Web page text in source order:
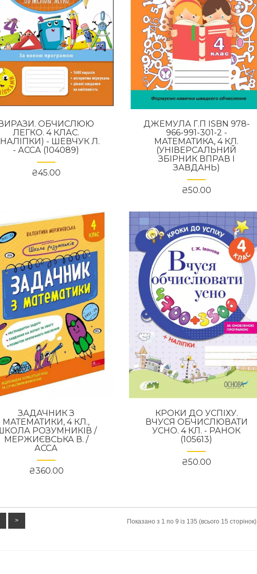
ОБЧИСЛЮЮ
ЛЕГКО. 4 КЛАС.
- ШЕВЧУК Л.
- АССА (104089)
₴45.00
ДЖЕМУЛА Г.П ISBN 978-
966-991-301-2 -
МАТЕМАТИКА, 4 КЛ.
(УНІВЕРСАЛЬНИЙ
ЗБІРНИК ВПРАВ І
ЗАВДАНЬ)
₴50.00
ЗАДАЧНИК З
МАТЕМАТИКИ, 4 КЛ.,
РОЗУМНИКІВ /
МЕРЖИЄВСЬКА В. /
АССА
₴360.00
КРОКИ ДО УСПІХУ.
ВЧУСЯ ОБЧИСЛЮВАТИ
УСНО. 4 КЛ. - РАНОК
(105613)
₴50.00
> Показано з 1 по 9 із 135 (всього 15 сторінок)